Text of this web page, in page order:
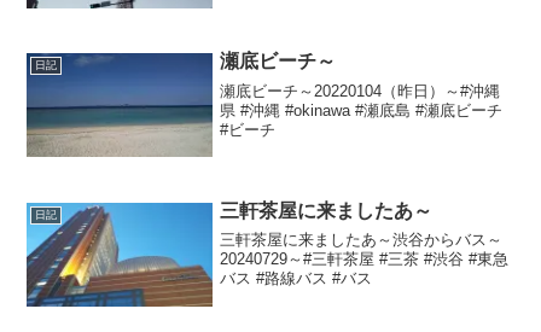
日記 瀬底ビーチ～
瀬底ビーチ～20220104（昨日）～#沖縄
県 #沖縄 #okinawa #瀬底島 #瀬底ビーチ
#ビーチ
日記 三軒茶屋に来ましたあ～
三軒茶屋に来ましたあ～渋谷からバス～
20240729～#三軒茶屋 #三茶 #渋谷 #東急
バス #路線バス #バス